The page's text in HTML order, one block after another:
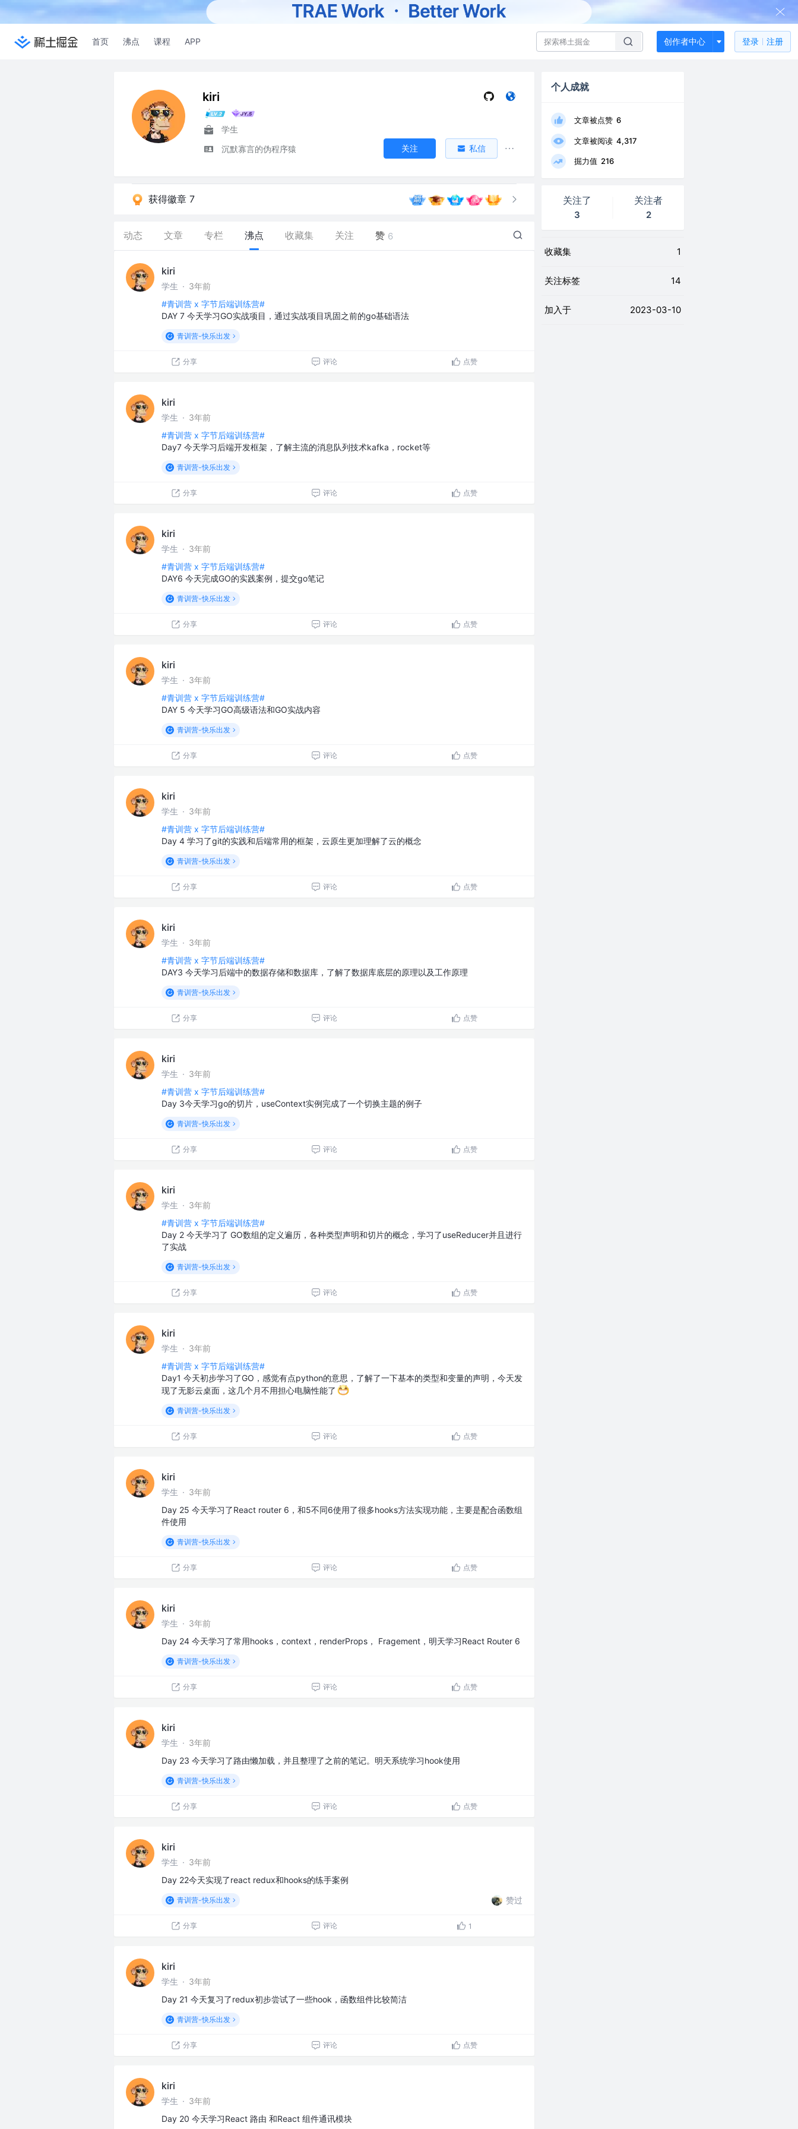
首页 沸点 课程 APP 创作者中心 登录 注册
kiri
学生
沉默寡言的伪程序猿
关注 私信
获得徽章 7
动态 文章 专栏 沸点 收藏集 关注 赞 6
kiri
学生 · 3年前
#青训营 x 字节后端训练营#
DAY 7 今天学习GO实战项目，通过实战项目巩固之前的go基础语法
青训营-快乐出发
分享 评论 点赞
kiri
学生 · 3年前
#青训营 x 字节后端训练营#
Day7 今天学习后端开发框架，了解主流的消息队列技术kafka，rocket等
青训营-快乐出发
分享 评论 点赞
kiri
学生 · 3年前
#青训营 x 字节后端训练营#
DAY6 今天完成GO的实践案例，提交go笔记
青训营-快乐出发
分享 评论 点赞
kiri
学生 · 3年前
#青训营 x 字节后端训练营#
DAY 5 今天学习GO高级语法和GO实战内容
青训营-快乐出发
分享 评论 点赞
kiri
学生 · 3年前
#青训营 x 字节后端训练营#
Day 4 学习了git的实践和后端常用的框架，云原生更加理解了云的概念
青训营-快乐出发
分享 评论 点赞
kiri
学生 · 3年前
#青训营 x 字节后端训练营#
DAY3 今天学习后端中的数据存储和数据库，了解了数据库底层的原理以及工作原理
青训营-快乐出发
分享 评论 点赞
kiri
学生 · 3年前
#青训营 x 字节后端训练营#
Day 3今天学习go的切片，useContext实例完成了一个切换主题的例子
青训营-快乐出发
分享 评论 点赞
kiri
学生 · 3年前
#青训营 x 字节后端训练营#
Day 2 今天学习了 GO数组的定义遍历，各种类型声明和切片的概念，学习了useReducer并且进行
了实战
青训营-快乐出发
分享 评论 点赞
kiri
学生 · 3年前
#青训营 x 字节后端训练营#
Day1 今天初步学习了GO，感觉有点python的意思，了解了一下基本的类型和变量的声明，今天发
现了无影云桌面，这几个月不用担心电脑性能了
青训营-快乐出发
分享 评论 点赞
kiri
学生 · 3年前
Day 25 今天学习了React router 6，和5不同6使用了很多hooks方法实现功能，主要是配合函数组
件使用
青训营-快乐出发
分享 评论 点赞
kiri
学生 · 3年前
Day 24 今天学习了常用hooks，context，renderProps， Fragement，明天学习React Router 6
青训营-快乐出发
分享 评论 点赞
kiri
学生 · 3年前
Day 23 今天学习了路由懒加载，并且整理了之前的笔记。明天系统学习hook使用
青训营-快乐出发
分享 评论 点赞
kiri
学生 · 3年前
Day 22今天实现了react redux和hooks的练手案例
青训营-快乐出发 赞过
分享 评论 1
kiri
学生 · 3年前
Day 21 今天复习了redux初步尝试了一些hook，函数组件比较简洁
青训营-快乐出发
分享 评论 点赞
kiri
学生 · 3年前
Day 20 今天学习React 路由 和React 组件通讯模块
个人成就
文章被点赞 6
文章被阅读 4,317
掘力值 216
关注了
3
关注者
2
收藏集 1
关注标签 14
加入于 2023-03-10